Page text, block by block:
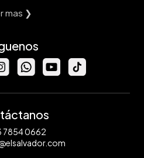
mas ❯
7854 0662